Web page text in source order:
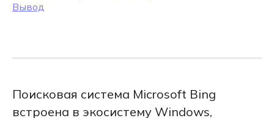
Вывод
Поисковая система Microsoft Bing
встроена в экосистему Windows,